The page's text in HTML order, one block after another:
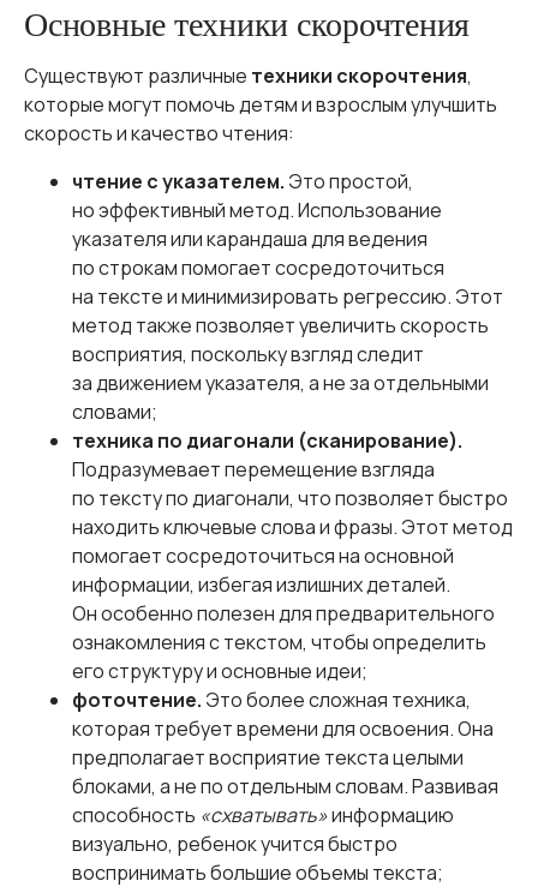
Основные техники скорочтения
Существуют различные техники скорочтения,
которые могут помочь детям и взрослым улучшить
скорость и качество чтения:
чтение с указателем. Это простой,
но эффективный метод. Использование
указателя или карандаша для ведения
по строкам помогает сосредоточиться
на тексте и минимизировать регрессию. Этот
метод также позволяет увеличить скорость
восприятия, поскольку взгляд следит
за движением указателя, а не за отдельными
словами;
техника по диагонали (сканирование).
Подразумевает перемещение взгляда
по тексту по диагонали, что позволяет быстро
находить ключевые слова и фразы. Этот метод
помогает сосредоточиться на основной
информации, избегая излишних деталей.
Он особенно полезен для предварительного
ознакомления с текстом, чтобы определить
его структуру и основные идеи;
фоточтение. Это более сложная техника,
которая требует времени для освоения. Она
предполагает восприятие текста целыми
блоками, а не по отдельным словам. Развивая
способность «схватывать»информацию
визуально, ребенок учится быстро
воспринимать большие объемы текста;